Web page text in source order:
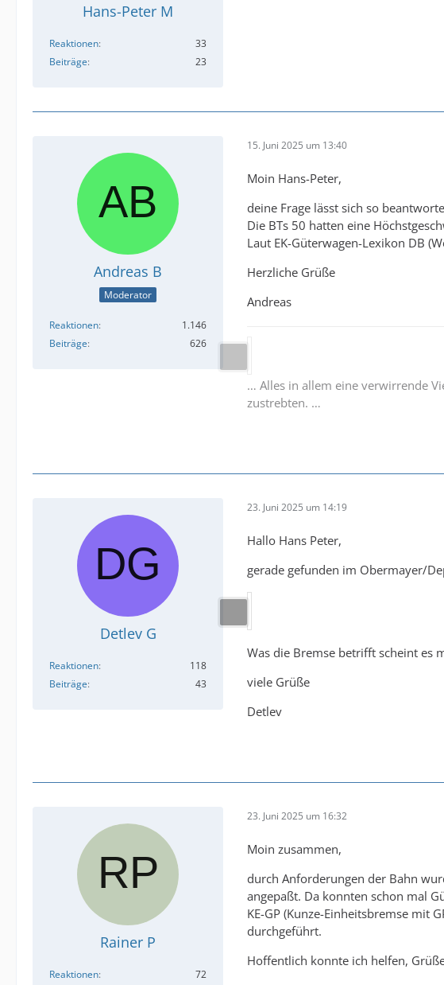
Hans-Peter M
Reaktionen
33
Beiträge
23
Andreas B
Moderator
Reaktionen
1.146
Beiträge
626
15. Juni 2025 um 13:40
Moin Hans-Peter,
deine Frage lässt sich so
Die BTs 50 hatten eine
Laut EK-Güterwagen-Lexikon DB
Herzliche Grüße
Andreas
… Alles in allem eine verwirrende
zustrebten. …
Detlev G
Reaktionen
118
Beiträge
43
23. Juni 2025 um 14:19
Hallo Hans Peter,
gerade gefunden im Obermayer/
Was die Bremse betrifft scheint es
viele Grüße
Detlev
Rainer P
Reaktionen
72
23. Juni 2025 um 16:32
Moin zusammen,
durch Anforderungen der Bahn
angepaßt. Da konnten schon mal
KE-GP (Kunze-Einheitsbremse mit
durchgeführt.
Hoffentlich konnte ich helfen,